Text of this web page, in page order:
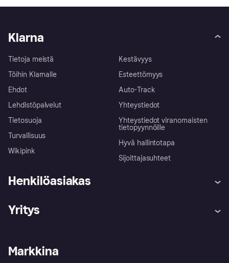
Klarna
Tietoja meistä
Töihin Klarnalle
Ehdot
Lehdistöpalvelut
Tietosuoja
Turvallisuus
Wikipink
Kestävyys
Esteettömyys
Auto-Track
Yhteystiedot
Yhteystiedot viranomaisten
tietopyynnöille
Hyvä hallintotapa
Sijoittajasuhteet
Henkilöasiakas
Ohje
Kirjaudu sisään
Tutustu kauppoihin
Yritys
Kirjaudu sisään yrityksenä
Markkina